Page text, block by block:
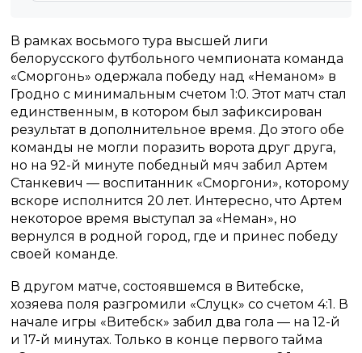
В рамках восьмого тура высшей лиги
белорусского футбольного чемпионата команда
«Сморгонь» одержала победу над «Неманом» в
Гродно с минимальным счетом 1:0. Этот матч стал
единственным, в котором был зафиксирован
результат в дополнительное время. До этого обе
команды не могли поразить ворота друг друга,
но на 92-й минуте победный мяч забил Артем
Станкевич — воспитанник «Сморгони», которому
вскоре исполнится 20 лет. Интересно, что Артем
некоторое время выступал за «Неман», но
вернулся в родной город, где и принес победу
своей команде.
В другом матче, состоявшемся в Витебске,
хозяева поля разгромили «Слуцк» со счетом 4:1. В
начале игры «Витебск» забил два гола — на 12-й
и 17-й минутах. Только в конце первого тайма